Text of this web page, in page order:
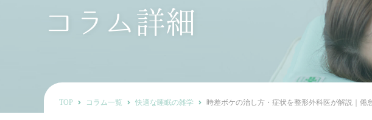
コラム詳細
TOP コラム一覧 快適な睡眠の雑学 時差ボケの治し方・症状を整形外科医が解説｜倦